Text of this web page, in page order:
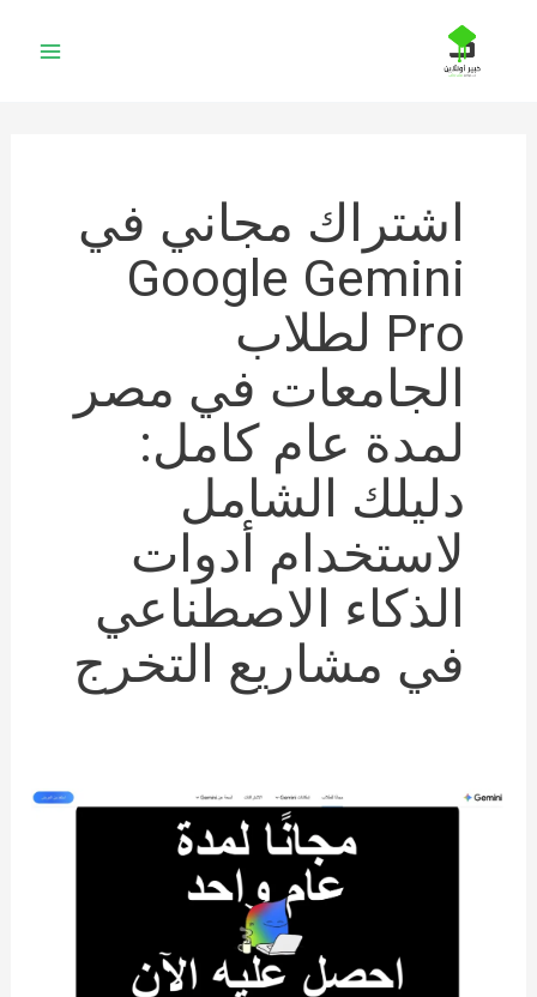
اشتراك مجاني في
Google Gemini
Pro لطلاب
الجامعات في مصر
لمدة عام كامل:
دليلك الشامل
لاستخدام أدوات
الذكاء الاصطناعي
في مشاريع التخرج
اشتراك